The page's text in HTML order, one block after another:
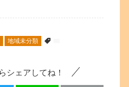
地域未分類
シェアしてね！